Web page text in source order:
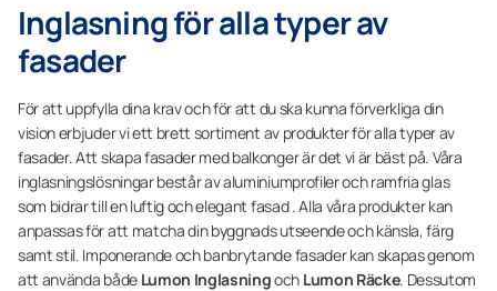
Inglasning för alla typer av
fasader
För att uppfylla dina krav och för att du ska kunna förverkliga din
vision erbjuder vi ett brett sortiment av produkter för alla typer av
fasader. Att skapa fasader med balkonger är det vi är bäst på. Våra
inglasningslösningar består av aluminiumprofiler och ramfria glas
som bidrar till en luftig och elegant fasad . Alla våra produkter kan
anpassas för att matcha din byggnads utseende och känsla, färg
samt stil. Imponerande och banbrytande fasader kan skapas genom
att använda både Lumon Inglasningoch Lumon Räcke. Dessutom